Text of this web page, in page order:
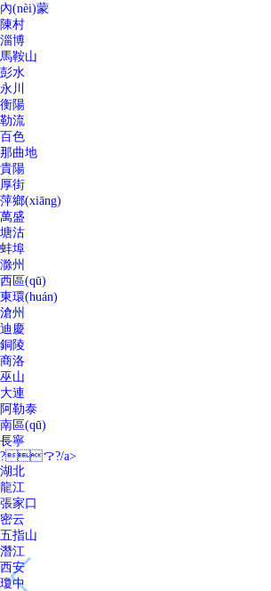
內(nèi)蒙
陳村
淄博
馬鞍山
彭水
永川
衡陽
勒流
百色
那曲地
貴陽
厚街
萍鄉(xiāng)
萬盛
塘沽
蚌埠
滁州
西區(qū)
東環(huán)
滄州
迪慶
銅陵
商洛
巫山
大連
阿勒泰
南區(qū)
長寧
?？?/a>
湖北
龍江
張家口
密云
五指山
潛江
西安
瓊中